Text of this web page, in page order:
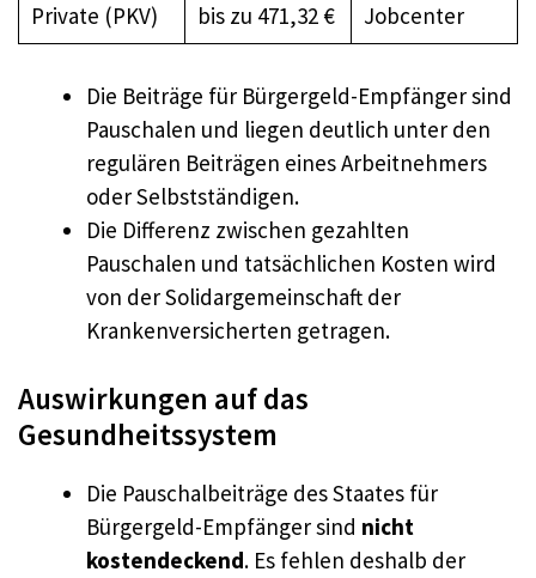
Private (PKV) bis zu 471,32 € Jobcenter
Die Beiträge für Bürgergeld-Empfänger sind
Pauschalen und liegen deutlich unter den
regulären Beiträgen eines Arbeitnehmers
oder Selbstständigen.
Die Differenz zwischen gezahlten
Pauschalen und tatsächlichen Kosten wird
von der Solidargemeinschaft der
Krankenversicherten getragen.
Auswirkungen auf das
Gesundheitssystem
Die Pauschalbeiträge des Staates für
Bürgergeld-Empfänger sind nicht
kostendeckend. Es fehlen deshalb der